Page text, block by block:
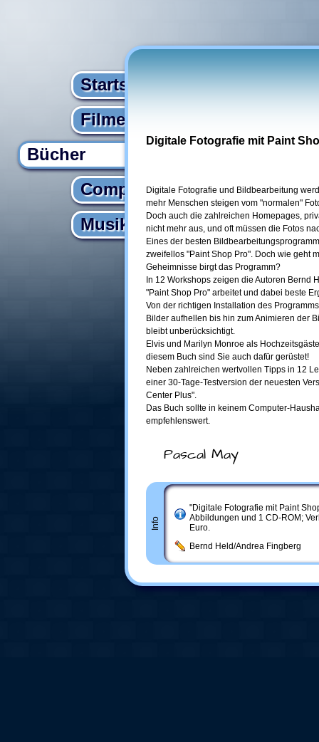
Startseite
Filme
Bücher
Computer
Musik
Digitale Fotografie mit Paint
Digitale Fotografie und Bildbearbeitung
mehr Menschen steigen vom "normalen"
Doch auch die zahlreichen Homepages,
nicht mehr aus, und oft müssen die Fotos
Eines der besten
zweifellos "Paint Shop Pro". Doch wie geht
Geheimnisse birgt das Programm?
In 12 Workshops zeigen die Autoren Bernd
"Paint Shop Pro" arbeitet und dabei beste
Von der richtigen Installation des
Bilder aufhellen bis hin zum Animieren der
bleibt unberücksichtigt.
Elvis und Marilyn Monroe als
diesem Buch sind Sie auch dafür gerüstet!
Neben zahlreichen wertvollen Tipps in 12
einer 30-Tage-Testversion der neuesten
Center Plus".
Das Buch sollte in keinem Computer-
empfehlenswert.
Pascal May
Info
"Digitale Fotografie mit Paint
Abbildungen und 1 CD-ROM;
Euro.
Bernd Held/Andrea Fingberg